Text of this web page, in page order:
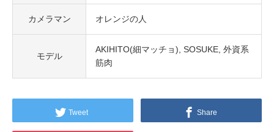
カメラマン オレンジの人
モデル
AKIHITO(細マッチョ) SOSUKE 外資系
筋肉
Tweet Share